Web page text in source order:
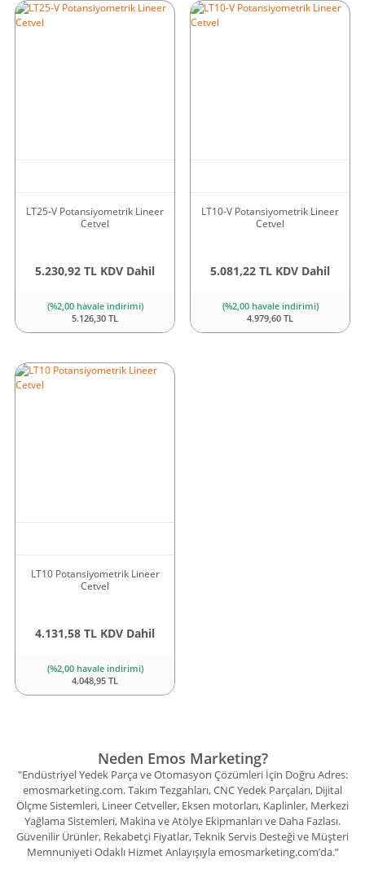
LT25-V Potansiyometrik Lineer
Cetvel
5.230,92 TL KDV Dahil
(%2,00 havale indirimi)
5.126,30 TL
LT10-V Potansiyometrik Lineer
Cetvel
5.081,22 TL KDV Dahil
(%2,00 havale indirimi)
4.979,60 TL
LT10 Potansiyometrik Lineer
Cetvel
4.131,58 TL KDV Dahil
(%2,00 havale indirimi)
4.048,95 TL
Neden Emos Marketing?
"Endüstriyel Yedek Parça ve Otomasyon Çözümleri İçin Doğru Adres:
emosmarketing.com. Takım Tezgahları, CNC Yedek Parçaları, Dijital
Ölçme Sistemleri, Lineer Cetveller, Eksen motorları, Kaplinler, Merkezi
Yağlama Sistemleri, Makina ve Atölye Ekipmanları ve Daha Fazlası.
Güvenilir Ürünler, Rekabetçi Fiyatlar, Teknik Servis Desteği ve Müşteri
Memnuniyeti Odaklı Hizmet Anlayışıyla emosmarketing.com’da.”